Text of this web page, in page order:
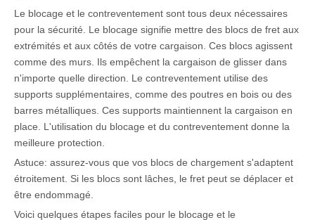
Le blocage et le contreventement sont tous deux nécessaires
pour la sécurité. Le blocage signifie mettre des blocs de fret aux
extrémités et aux côtés de votre cargaison. Ces blocs agissent
comme des murs. Ils empêchent la cargaison de glisser dans
n'importe quelle direction. Le contreventement utilise des
supports supplémentaires, comme des poutres en bois ou des
barres métalliques. Ces supports maintiennent la cargaison en
place. L'utilisation du blocage et du contreventement donne la
meilleure protection.
Astuce: assurez-vous que vos blocs de chargement s'adaptent
étroitement. Si les blocs sont lâches, le fret peut se déplacer et
être endommagé.
Voici quelques étapes faciles pour le blocage et le